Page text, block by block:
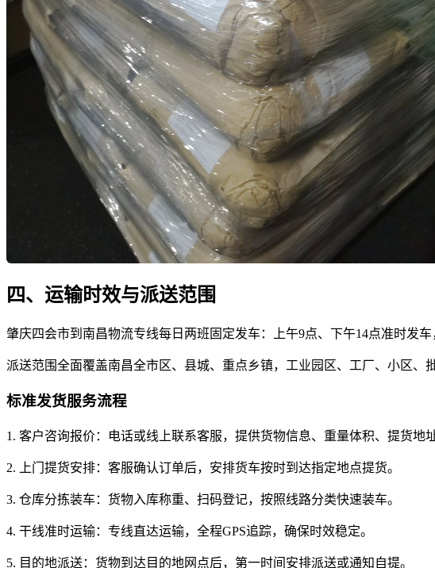
四、运输时效与派送范围
肇庆四会市到南昌物流专线每日两班固定发车：上午9点、下午14点准时发
派送范围全面覆盖南昌全市区、县城、重点乡镇，工业园区、工厂、小区、
标准发货服务流程
1. 客户咨询报价：电话或线上联系客服，提供货物信息、重量体积、提货地址
2. 上门提货安排：客服确认订单后，安排货车按时到达指定地点提货。
3. 仓库分拣装车：货物入库称重、扫码登记，按照线路分类快速装车。
4. 干线准时运输：专线直达运输，全程GPS追踪，确保时效稳定。
5. 目的地派送：货物到达目的地网点后，第一时间安排派送或通知自提。